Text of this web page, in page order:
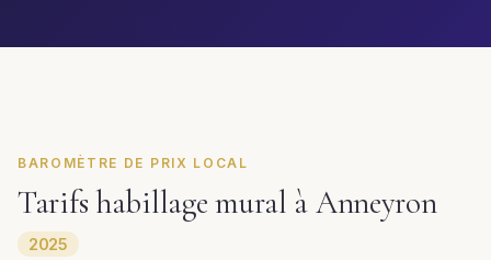
BAROMÈTRE DE PRIX LOCAL
Tarifs habillage mural à Anneyron
2025